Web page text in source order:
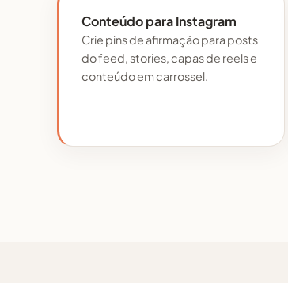
Conteúdo para Instagram
Crie pins de afirmação para posts
do feed, stories, capas de reels e
conteúdo em carrossel.